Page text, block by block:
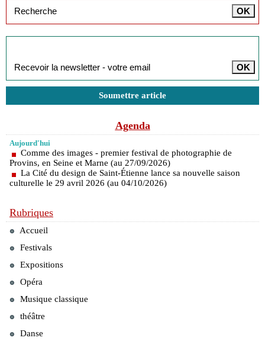
Soumettre article
Agenda
Aujourd'hui
Comme des images - premier festival de photographie de
Provins, en Seine et Marne (au 27/09/2026)
La Cité du design de Saint-Étienne lance sa nouvelle saison
culturelle le 29 avril 2026 (au 04/10/2026)
Rubriques
Accueil
Festivals
Expositions
Opéra
Musique classique
théâtre
Danse